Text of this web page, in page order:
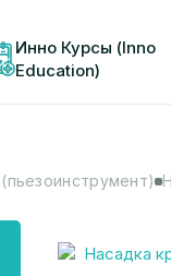
Инно Курсы (Inno
Education)